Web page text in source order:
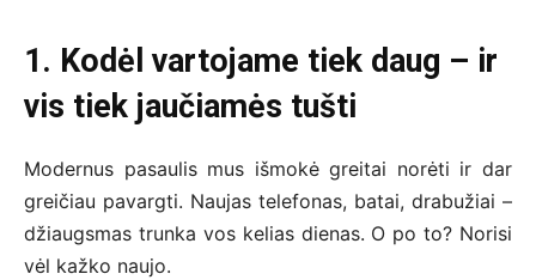
1. Kodėl vartojame tiek daug – ir
vis tiek jaučiamės tušti
Modernus pasaulis mus išmokė greitai norėti ir dar
greičiau pavargti. Naujas telefonas, batai, drabužiai –
džiaugsmas trunka vos kelias dienas. O po to? Norisi
vėl kažko naujo.